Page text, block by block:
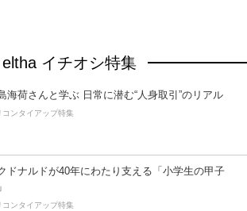
eltha イチオシ特集
海荷さんと学ぶ 日常に潜む“人身取引”のリアル
コンタイアップ特集
ドナルドが40年にわたり支える「小学生の甲子
コンタイアップ特集